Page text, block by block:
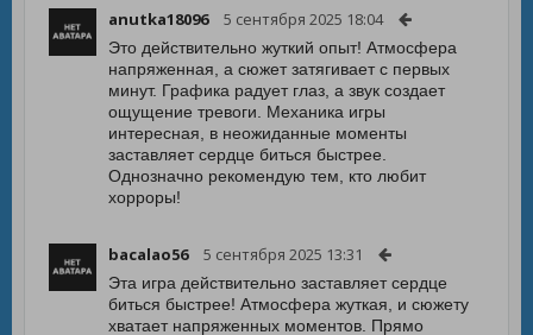
anutka18096 5 сентября 2025 18:04
Это действительно жуткий опыт! Атмосфера
напряженная, а сюжет затягивает с первых
минут. Графика радует глаз, а звук создает
ощущение тревоги. Механика игры
интересная, в неожиданные моменты
заставляет сердце биться быстрее.
Однозначно рекомендую тем, кто любит
хорроры!
bacalao56 5 сентября 2025 13:31
Эта игра действительно заставляет сердце
биться быстрее! Атмосфера жуткая, и сюжету
хватает напряженных моментов. Прямо